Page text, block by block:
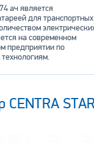
ач является
для транспортных
на современном
предприятии по
CENTRA